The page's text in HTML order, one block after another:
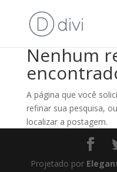
Nenhum
A página que você
refinar sua pesquisa,
localizar a postagem.
Projetado por